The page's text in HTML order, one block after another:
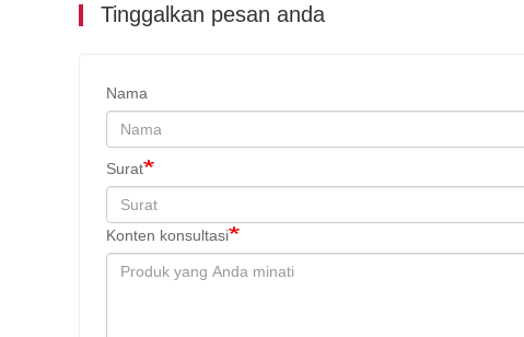
Tinggalkan pesan anda
Nama
Surat
Konten konsultasi